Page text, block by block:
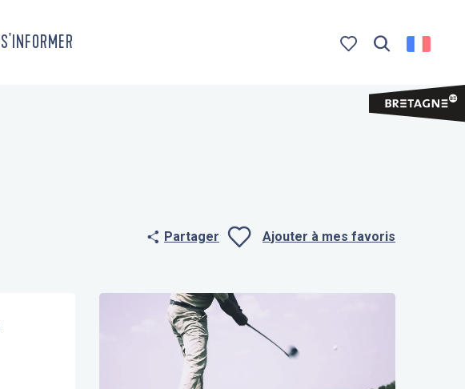
S'INFORMER
Partager Ajouter à mes favoris